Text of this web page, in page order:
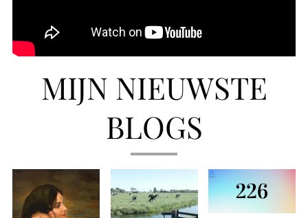
MIJN NIEUWSTE
BLOGS